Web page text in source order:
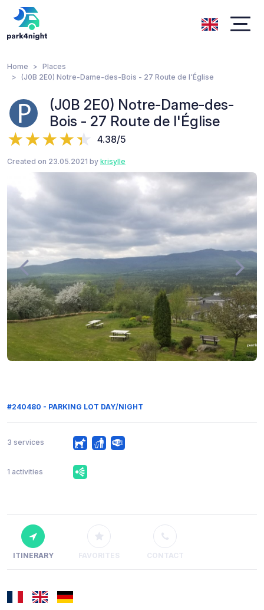
Home
Places
(J0B 2E0) Notre-Dame-des-Bois - 27 Route de l'Église
(J0B 2E0) Notre-Dame-des-
Bois - 27 Route de l'Église
4.38/5
Created on 23.05.2021 by krisylle
#240480 - PARKING LOT DAY/NIGHT
3 services
1 activities
ITINERARY FAVORITES CONTACT